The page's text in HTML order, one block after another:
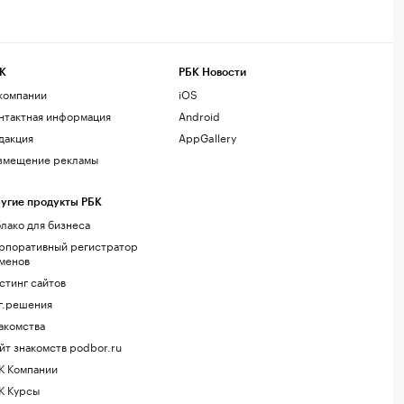
информация
рекламы
продукты РБК
для бизнеса
регистратор
сайтов
знакомств podbor.ru
Компании
Курсы
РБК Новости
iOS
Android
AppGallery